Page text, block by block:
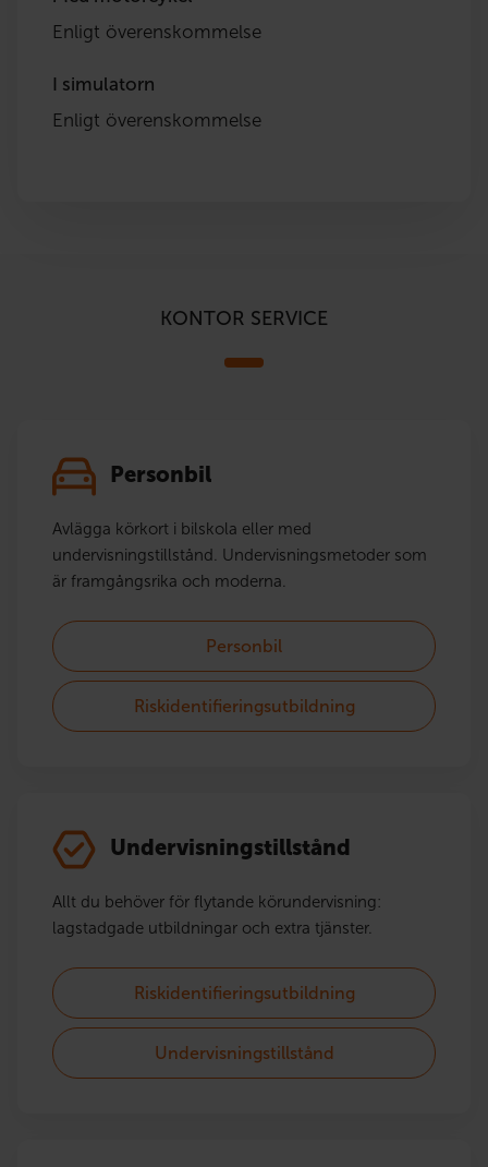
Enligt överenskommelse
I simulatorn
Enligt överenskommelse
KONTOR SERVICE
Personbil
Avlägga körkort i bilskola eller med
undervisningstillstånd. Undervisningsmetoder som
är framgångsrika och moderna.
Personbil
Riskidentifieringsutbildning
Undervisningstillstånd
Allt du behöver för flytande körundervisning:
lagstadgade utbildningar och extra tjänster.
Riskidentifieringsutbildning
Undervisningstillstånd